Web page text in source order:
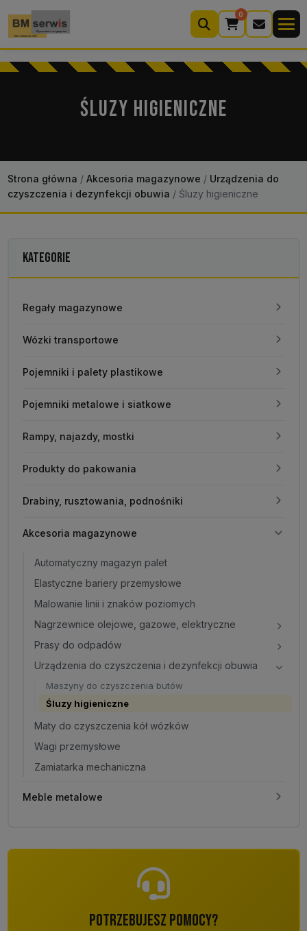
0
Wyszukiwarka
produktów
Kontakt 22 633 33 11
ŚLUZY HIGIENICZNE
Strona główna / Akcesoria magazynowe / Urządzenia do
czyszczenia i dezynfekcji obuwia /Śluzy higieniczne
KATEGORIE
Regały magazynowe
Wózki transportowe
Pojemniki i palety plastikowe
Pojemniki metalowe i siatkowe
Rampy, najazdy, mostki
Produkty do pakowania
Drabiny, rusztowania, podnośniki
Akcesoria magazynowe
Automatyczny magazyn palet
Elastyczne bariery przemysłowe
Malowanie linii i znaków poziomych
Nagrzewnice olejowe, gazowe, elektryczne
Prasy do odpadów
Urządzenia do czyszczenia i dezynfekcji obuwia
Maszyny do czyszczenia butów
Śluzy higieniczne
Maty do czyszczenia kół wózków
Wagi przemysłowe
Zamiatarka mechaniczna
Meble metalowe
POTRZEBUJESZ POMOCY?